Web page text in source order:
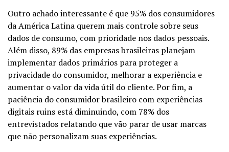
Outro achado interessante é que 95% dos consumidores
da América Latina querem mais controle sobre seus
dados de consumo, com prioridade nos dados pessoais.
Além disso, 89% das empresas brasileiras planejam
implementar dados primários para proteger a
privacidade do consumidor, melhorar a experiência e
aumentar o valor da vida útil do cliente. Por fim, a
paciência do consumidor brasileiro com experiências
digitais ruins está diminuindo, com 78% dos
entrevistados relatando que vão parar de usar marcas
que não personalizam suas experiências.